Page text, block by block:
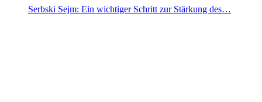
Serbski Sejm: Ein wichtiger Schritt zur Stärkung des…